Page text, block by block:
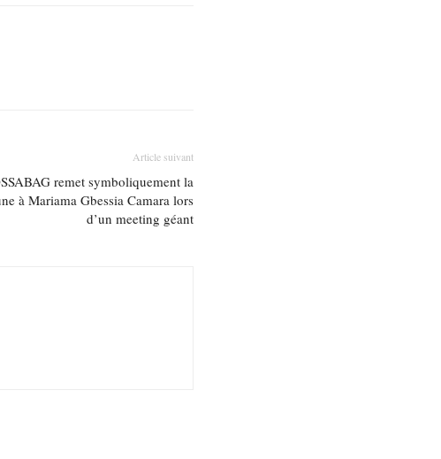
Article suivant
remet symboliquement la
à Mariama Gbessia Camara lors
d’un meeting géant